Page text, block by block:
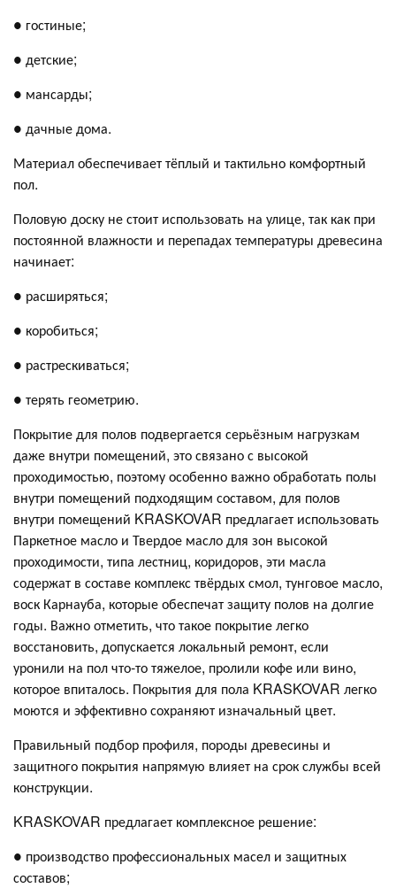
● гостиные;
● детские;
● мансарды;
● дачные дома.
Материал обеспечивает тёплый и тактильно комфортный
пол.
Половую доску не стоит использовать на улице, так как при
постоянной влажности и перепадах температуры древесина
начинает:
● расширяться;
● коробиться;
● растрескиваться;
● терять геометрию.
Покрытие для полов подвергается серьёзным нагрузкам
даже внутри помещений, это связано с высокой
проходимостью, поэтому особенно важно обработать полы
внутри помещений подходящим составом, для полов
внутри помещений KRASKOVAR предлагает использовать
Паркетное масло и Твердое масло для зон высокой
проходимости, типа лестниц, коридоров, эти масла
содержат в составе комплекс твёрдых смол, тунговое масло,
воск Карнауба, которые обеспечат защиту полов на долгие
годы. Важно отметить, что такое покрытие легко
восстановить, допускается локальный ремонт, если
уронили на пол что-то тяжелое, пролили кофе или вино,
которое впиталось. Покрытия для пола KRASKOVAR легко
моются и эффективно сохраняют изначальный цвет.
Правильный подбор профиля, породы древесины и
защитного покрытия напрямую влияет на срок службы всей
конструкции.
KRASKOVAR предлагает комплексное решение:
● производство профессиональных масел и защитных
составов;